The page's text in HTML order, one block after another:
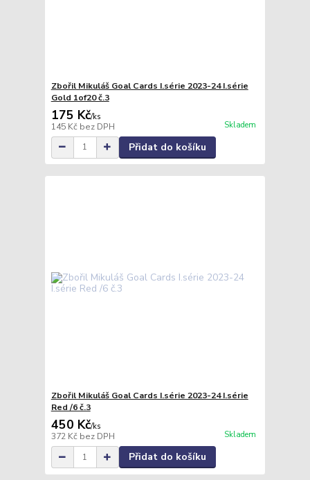
Zbořil Mikuláš Goal Cards I.série 2023-24 I.série
Gold 1of20 č.3
175 Kč/ks
145 Kč bez DPH Skladem
Přidat do košíku
Zbořil Mikuláš Goal Cards I.série 2023-24 I.série
Red /6 č.3
450 Kč/ks
372 Kč bez DPH Skladem
Přidat do košíku